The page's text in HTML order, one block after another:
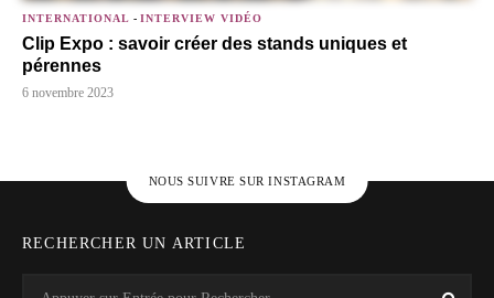
INTERNATIONAL - INTERVIEW VIDÉO
Clip Expo : savoir créer des stands uniques et
pérennes
6 novembre 2023
NOUS SUIVRE SUR INSTAGRAM
RECHERCHER UN ARTICLE